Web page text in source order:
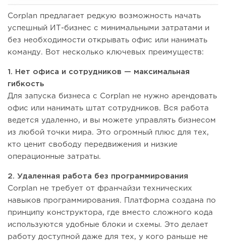
Corplan предлагает редкую возможность начать
успешный ИТ-бизнес с минимальными затратами и
без необходимости открывать офис или нанимать
команду. Вот несколько ключевых преимуществ:
1. Нет офиса и сотрудников — максимальная
гибкость
Для запуска бизнеса с Corplan не нужно арендовать
офис или нанимать штат сотрудников. Вся работа
ведется удаленно, и вы можете управлять бизнесом
из любой точки мира. Это огромный плюс для тех,
кто ценит свободу передвижения и низкие
операционные затраты.
2. Удаленная работа без программирования
Corplan не требует от франчайзи технических
навыков программирования. Платформа создана по
принципу конструктора, где вместо сложного кода
используются удобные блоки и схемы. Это делает
работу доступной даже для тех, у кого раньше не